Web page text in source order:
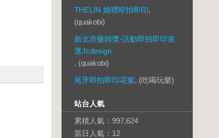
THELIN 婚禮即拍即印,
(quakobi)
新北市藥師獎-活動即拍即印首
選Jcdesign
, (quakobi)
尾牙即拍即印花絮, (吃喝玩樂)
站台人氣
累積人氣： 997,624
當日人氣： 12